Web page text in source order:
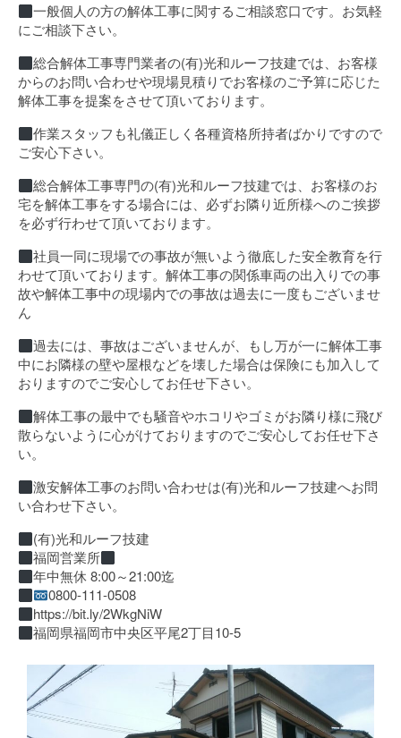
一般個人の方の解体工事に関するご相談窓口です。お気軽
にご相談下さい。
総合解体工事専門業者の(有)光和ルーフ技建では、お客様
からのお問い合わせや現場見積りでお客様のご予算に応じた
解体工事を提案をさせて頂いております。
作業スタッフも礼儀正しく各種資格所持者ばかりですので
ご安心下さい。
総合解体工事専門の(有)光和ルーフ技建では、お客様のお
宅を解体工事をする場合には、必ずお隣り近所様へのご挨拶
を必ず行わせて頂いております。
社員一同に現場での事故が無いよう徹底した安全教育を行
わせて頂いております。解体工事の関係車両の出入りでの事
故や解体工事中の現場内での事故は過去に一度もございませ
ん
過去には、事故はございませんが、もし万が一に解体工事
中にお隣様の壁や屋根などを壊した場合は保険にも加入して
おりますのでご安心してお任せ下さい。
解体工事の最中でも騒音やホコリやゴミがお隣り様に飛び
散らないように心がけておりますのでご安心してお任せ下さ
い。
激安解体工事のお問い合わせは(有)光和ルーフ技建へお問
い合わせ下さい。
(有)光和ルーフ技建
福岡営業所
年中無休 8:00～21:00迄
0800-111-0508
https://bit.ly/2WkgNiW
福岡県福岡市中央区平尾2丁目10-5